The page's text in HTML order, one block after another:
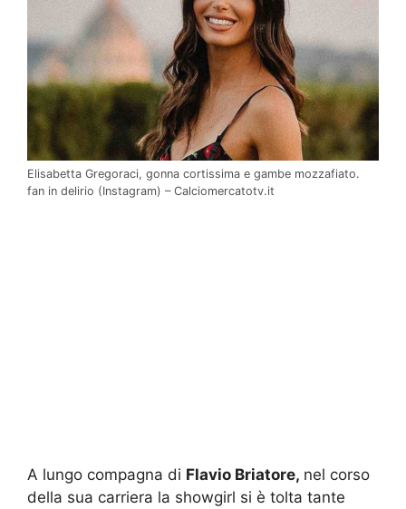
Elisabetta Gregoraci, gonna cortissima e gambe mozzafiato.
fan in delirio (Instagram) – Calciomercatotv.it
A lungo compagna di Flavio Briatore, nel corso
della sua carriera la showgirl si è tolta tante